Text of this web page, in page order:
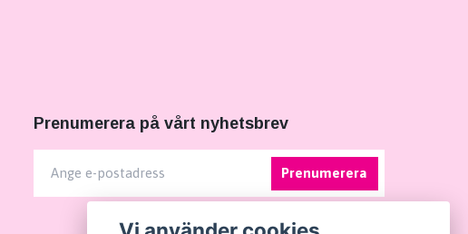
Prenumerera på vårt nyhetsbrev
Prenumerera